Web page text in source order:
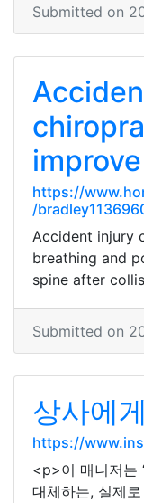
Submitted on
https://
/
Accident injury
breathing and
spine after
Submitted on
상사에
https://
<p>이 매니저는
대체하는, 실제